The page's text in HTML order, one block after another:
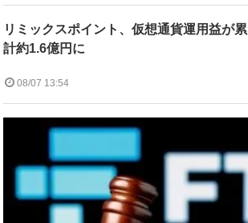
リミックスポイント、仮想通貨運用益が累
計約1.6億円に
08/07 13:54